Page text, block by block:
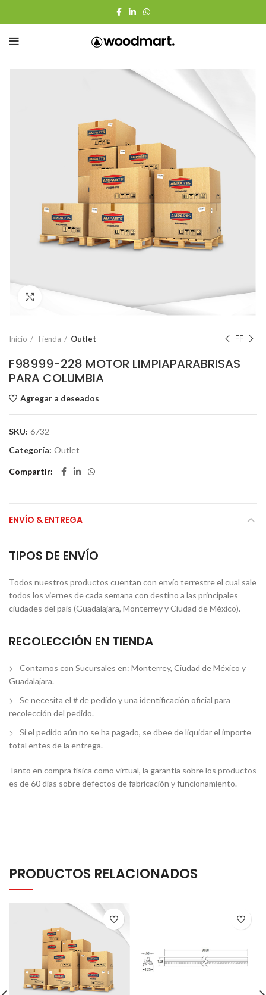
Click to enlarge
Inicio Tienda Outlet
F98999-228 MOTOR LIMPIAPARABRISAS
PARA COLUMBIA
Agregar a deseados
SKU: 6732
Categoría: Outlet
Compartir
ENVÍO & ENTREGA
TIPOS DE ENVÍO
Todos nuestros productos cuentan con envío terrestre el cual sale
todos los viernes de cada semana con destino a las principales
ciudades del país (Guadalajara, Monterrey y Ciudad de México).
RECOLECCIÓN EN TIENDA
Contamos con Sucursales en: Monterrey, Ciudad de México y
Guadalajara.
Se necesita el # de pedido y una identificación oficial para
recolección del pedido.
Si el pedido aún no se ha pagado, se dbee de liquidar el importe
total entes de la entrega.
Tanto en compra física como virtual, la garantía sobre los productos
es de 60 días sobre defectos de fabricación y funcionamiento.
PRODUCTOS RELACIONADOS